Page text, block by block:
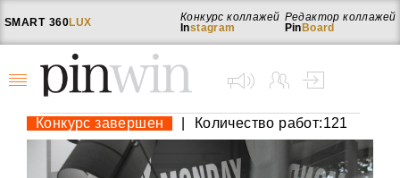
SMART 360LUX
Редактор коллажей
Pin Board
Конкурс коллажей
Instagram
Конкурс завершен Количество работ:121